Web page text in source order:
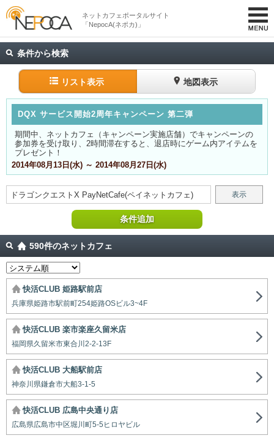
ネットカフェポータルサイト
「NepocA(ネポカ)」
条件から検索
リスト表示 地図表示
DQX サービス開始2周年キャンペーン 第二弾
期間中、ネットカフェ（キャンペーン実施店舗）でキャンペーンの
参加券を受け取り、2時間滞在すると、退店時にゲーム内アイテムを
プレゼント！
2014年08月13日(水) ～ 2014年08月27日(水)
ドラゴンクエストX PayNetCafe(ペイネットカフェ) 表示
条件追加
590件のネットカフェ
快活CLUB 姫路駅前店
兵庫県姫路市駅前町254姫路OSビル3~4F
快活CLUB 楽市楽座久留米店
福岡県久留米市東合川2-2-13F
快活CLUB 大船駅前店
神奈川県鎌倉市大船3-1-5
快活CLUB 広島中央通り店
広島県広島市中区堀川町5-5ヒロヤビル